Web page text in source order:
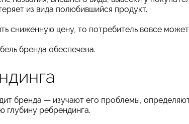
из вида полюбившийся продукт.
сниженную цену, то потребитель вовсе
бренда обеспечена.
бренда — изучают его проблемы,
глубину ребрендинга.